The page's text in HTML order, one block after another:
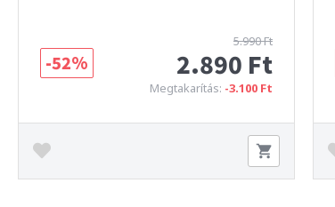
5.990 Ft
2.890 Ft
Megtakarítás: -3.100 Ft
-52%